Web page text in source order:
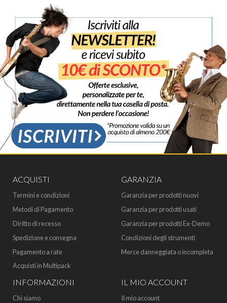
ACQUISTI
Termini e condizioni
Metodi di Pagamento
Diritto di recesso
Spedizione e consegna
Pagamento a rate
Acquisti in Multipack
GARANZIA
Garanzia per prodotti nuovi
Garanzia per prodotti usati
Garanzia per prodotti Ex-Demo
Condizioni degli strumenti
Merce danneggiata o incompleta
INFORMAZIONI
Chi siamo
IL MIO ACCOUNT
Il mio account